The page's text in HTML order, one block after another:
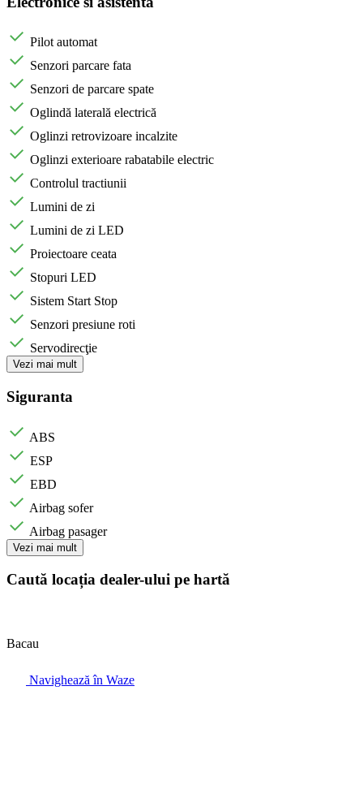
Pilot automat
Senzori parcare fata
Senzori de parcare spate
Oglindă laterală electrică
Oglinzi retrovizoare incalzite
Oglinzi exterioare rabatabile electric
Controlul tractiunii
Lumini de zi
Lumini de zi LED
Proiectoare ceata
Stopuri LED
Sistem Start Stop
Senzori presiune roti
Servodirecţie
Vezi mai mult
Siguranta
ABS
ESP
EBD
Airbag sofer
Airbag pasager
Vezi mai mult
Caută locația dealer-ului pe hartă
Bacau
Navighează în Waze